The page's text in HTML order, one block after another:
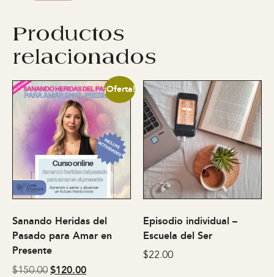
Productos
relacionados
¡Oferta!
Sanando Heridas del
Pasado para Amar en
Presente
$150.00 $120.00
Episodio individual –
Escuela del Ser
$22.00